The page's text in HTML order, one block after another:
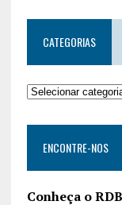
CATEGORIAS
ENCONTRE-NOS
Conheça o